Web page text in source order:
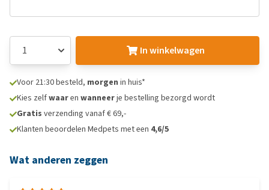
In winkelwagen
Voor 21:30 besteld, morgen in huis*
Kies zelfwaaren wanneerje bestelling bezorgd wordt
Gratis verzending vanaf € 69,-
Klanten beoordelen Medpets met een 4,6/5
Wat anderen zeggen